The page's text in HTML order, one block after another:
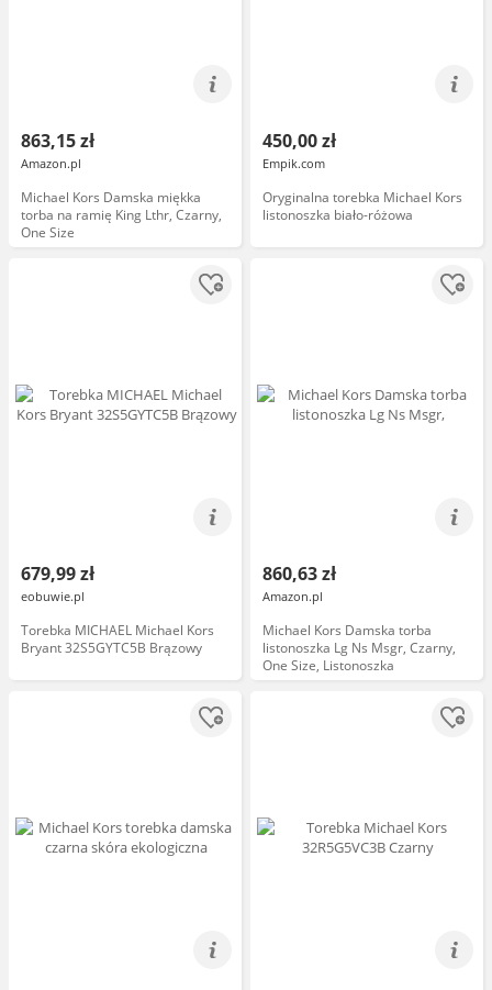
863,15 zł
Amazon.pl
Michael Kors Damska miękka
torba na ramię King Lthr, Czarny,
One Size
450,00 zł
Empik.com
Oryginalna torebka Michael Kors
listonoszka biało-różowa
679,99 zł
eobuwie.pl
Torebka MICHAEL Michael Kors
Bryant 32S5GYTC5B Brązowy
860,63 zł
Amazon.pl
Michael Kors Damska torba
listonoszka Lg Ns Msgr, Czarny,
One Size, Listonoszka